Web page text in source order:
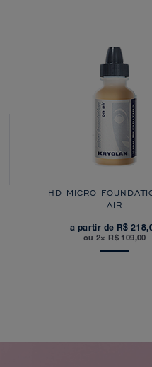
HD MICRO
AIR
a partir de R$
ou 2× R$ 109,00